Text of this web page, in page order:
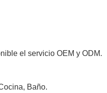
el servicio OEM y ODM.
Baño.